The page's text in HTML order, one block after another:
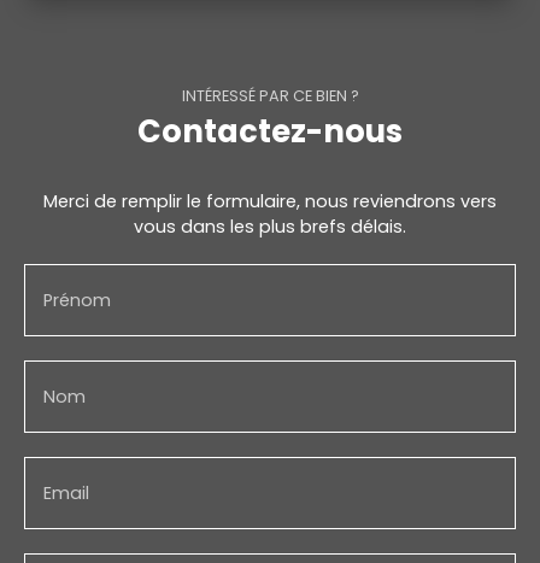
INTÉRESSÉ PAR CE BIEN ?
Contactez-nous
Merci de remplir le formulaire, nous reviendrons vers
vous dans les plus brefs délais.
Prénom
Nom
Email